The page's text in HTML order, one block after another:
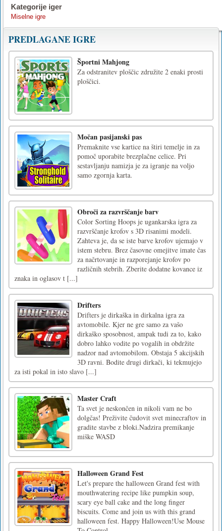
Kategorije iger
Miselne igre
PREDLAGANE IGRE
Športni Mahjong
Za odstranitev ploščic združite 2 enaki prosti
ploščici.
Močan pasijanski pas
Premaknite vse kartice na štiri temelje in za
pomoč uporabite brezplačne celice. Pri
sestavljanju namizja je za igranje na voljo
samo zgornja karta.
Obroči za razvrščanje barv
Color Sorting Hoops je ugankarska igra za
razvrščanje krofov s 3D risanimi modeli.
Zahteva je, da se iste barve krofov ujemajo v
istem stebru. Brez časovne omejitve imate čas
za načrtovanje in razporejanje krofov po
različnih stebrih. Zberite dodatne kovance iz
znaka in oglasov t [...]
Drifters
Drifters je dirkaška in dirkalna igra za
avtomobile. Kjer ne gre samo za vašo
dirkaško sposobnost, ampak tudi za to, kako
dobro lahko vodite po vogalih in obdržite
nadzor nad avtomobilom. Obstaja 5 akcijskih
3D ravni. Bodite drugi dirkači, ki tekmujejo
za isti pokal in isto slavo [...]
Master Craft
Ta svet je neskončen in nikoli vam ne bo
dolgčas! Preživite čudovit svet minecraftov in
gradite stavbe z bloki.Nadzira premikanje
miške WASD
Halloween Grand Fest
Let's prepare the halloween Grand fest with
mouthwatering recipe like pumpkin soup,
scary eye ball cake and the long finger
biscuits. Come and join us with this grand
halloween fest. Happy Halloween!Use Mouse